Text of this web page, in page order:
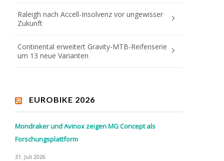
Raleigh nach Accell-Insolvenz vor ungewisser
Zukunft
Continental erweitert Gravity-MTB-Reifenserie
um 13 neue Varianten
EUROBIKE 2026
Mondraker und Avinox zeigen MG Concept als
Forschungsplattform
31. Juli 2026